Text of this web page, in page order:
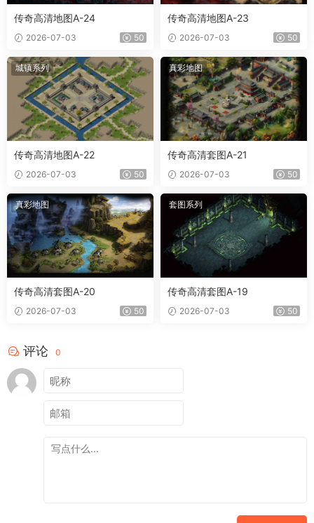
传奇高清地图A-24
2026-07-03 50
传奇高清地图A-23
2026-07-03 50
城镇系列
传奇高清地图A-22
2026-07-03 50
真彩地图
传奇高清套图A-21
2026-07-03 50
真彩地图
传奇高清套图A-20
2026-07-03 50
套图系列
传奇高清套图A-19
2026-07-03 50
评论 0